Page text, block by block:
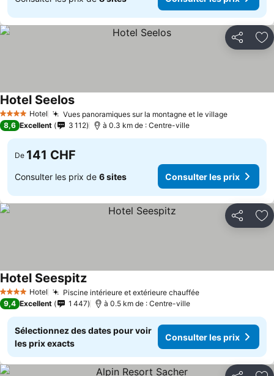
Partager
4 Étoiles Hotel Vues panoramiques sur la montagne et le village
Hotel Seelos
8,6 Excellent 3 112 à 0.3 km de : Centre-ville
De 141 CHF
Consulter les prix de 6 sites Consulter les prix
Partager
4 Étoiles Hotel Piscine intérieure et extérieure chauffée
Hotel Seespitz
9,4 Excellent 1 447 à 0.5 km de : Centre-ville
Sélectionnez des dates pour voir
les prix exacts
Consulter les prix